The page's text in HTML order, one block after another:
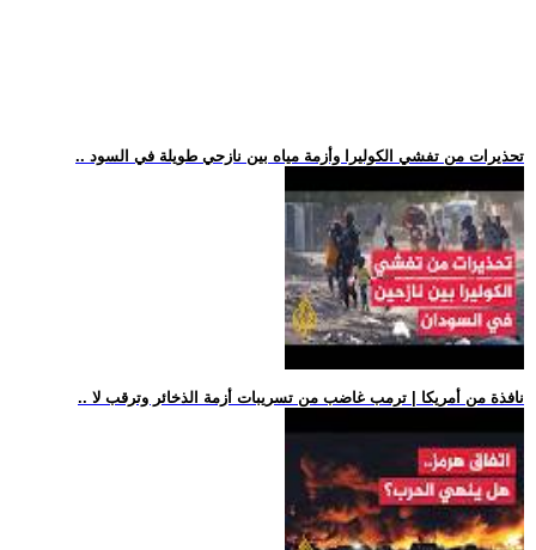
.. تحذيرات من تفشي الكوليرا وأزمة مياه بين نازحي طويلة في السود
.. نافذة من أمريكا | ترمب غاضب من تسريبات أزمة الذخائر وترقب لا